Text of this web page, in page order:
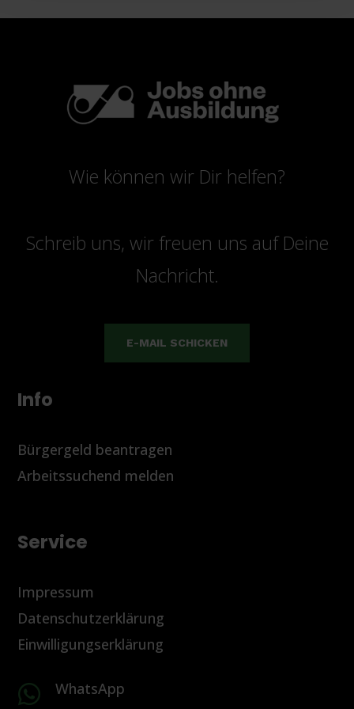
Wie können wir Dir helfen?
Schreib uns, wir freuen uns auf Deine
Nachricht.
E-MAIL SCHICKEN
Info
Bürgergeld beantragen
Arbeitssuchend melden
Service
Impressum
Datenschutzerklärung
Einwilligungserklärung

WhatsApp